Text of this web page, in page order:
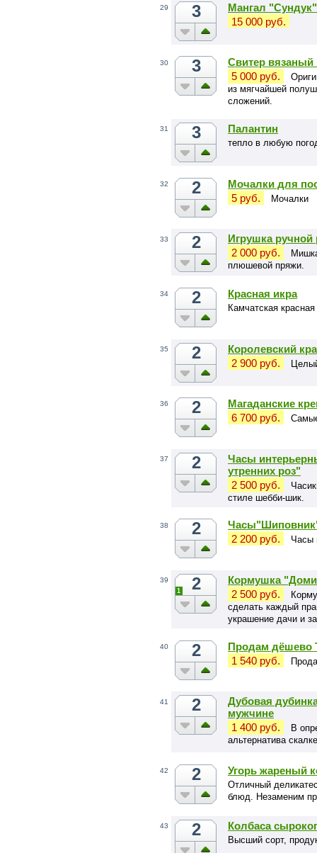
29 3
Мангал
15 000 руб.
30 3
Свитер вязаный
5 000 руб.
из мягчайшей
сложений.
31 3 Палантин
тепло в любую
32 2
Мочалки для
5 руб.
Мочалки
33 2
Игрушка ручной
2 000 руб.
плюшевой пряжи.
34 2 Красная икра
Камчатская
35 2
Королевский
2 900 руб.
36 2
Магаданские
6 700 руб.
37 2
Часы
утренних роз"
2 500 руб.
стиле шебби-шик.
38 2
2 200 руб.
Часы
39 2
1
Кормушка
2 500 руб.
сделать каждый
украшение дачи и
40 2
Продам дёшево
1 540 руб.
41 2
Дубовая
мужчине
1 400 руб.
В
альтернатива
42 2 Угорь жареный
Отличный
блюд. Незаменим
43 2 Колбаса
Высший сорт,